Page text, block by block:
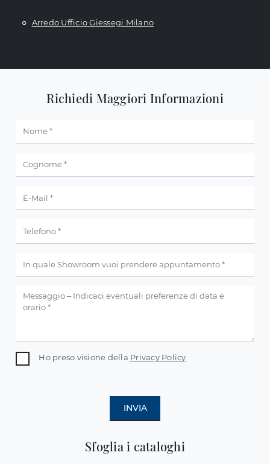
Arredo Ufficio Giessegi Milano
Sfoglia i cataloghi
Richiedi Maggiori Informazioni
Ho preso visione della Privacy Policy
INVIA